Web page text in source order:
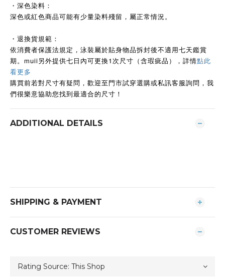
・深色染料：
深色或紅色商品可能有少量染料殘留，屬正常情況。
・退換貨規範：
依消費者保護法規定，泳裝屬於貼身物品拆封後不適用七天鑑賞
期。muii另外提供七日內可更換1次尺寸（含瑕疵品），詳情點此
看更多
購買前若對尺寸有疑問，歡迎至門市試穿選購或私訊客服詢問，我
們很樂意協助您找到最適合的尺寸！
ADDITIONAL DETAILS
SHIPPING & PAYMENT
CUSTOMER REVIEWS